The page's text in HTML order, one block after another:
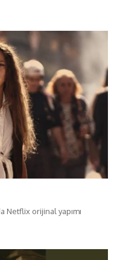
Netflix orijinal yapımı